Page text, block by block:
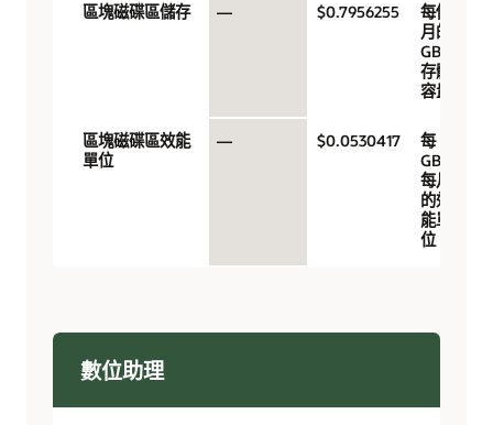
區塊磁碟區儲存 — $0.7956255
每個
月的
GB 儲
存體
容量
區塊磁碟區效能
單位
— $0.0530417
每
GB/
每月
的效
能單
位
數位助理